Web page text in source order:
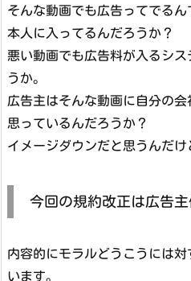
そんな動画でも広告ってでる
本人に入ってるんだろうか？
悪い動画でも広告料が入るシ
うか。
広告主はそんな動画に自分の
思っているんだろうか？
イメージダウンだと思うんだけ
今回の規約改正は広告
内容的にモラルどうこうには
います。